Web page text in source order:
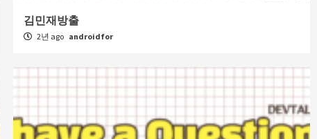
김민재방출
2년 ago androidfor